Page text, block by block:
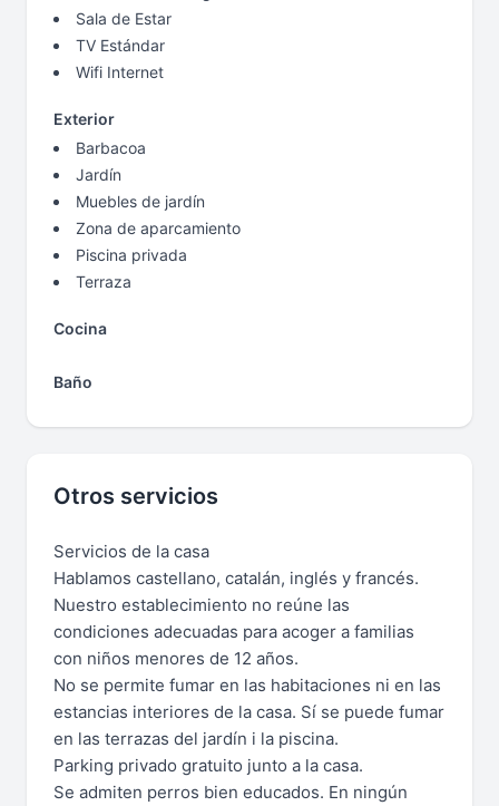
Sala de Estar
TV Estándar
Wifi Internet
Exterior
Barbacoa
Jardín
Muebles de jardín
Zona de aparcamiento
Piscina privada
Terraza
Cocina
Baño
Otros servicios
Servicios de la casa
Hablamos castellano, catalán, inglés y francés.
Nuestro establecimiento no reúne las
condiciones adecuadas para acoger a familias
con niños menores de 12 años.
No se permite fumar en las habitaciones ni en las
estancias interiores de la casa. Sí se puede fumar
en las terrazas del jardín i la piscina.
Parking privado gratuito junto a la casa.
Se admiten perros bien educados. En ningún